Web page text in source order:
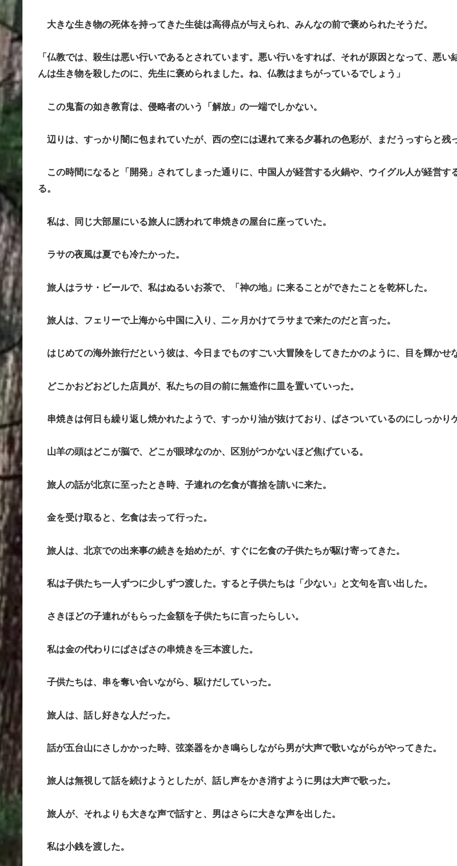
大きな生き物の死体を持ってきた生徒は高得点が与えられ、みんなの前で褒められたそうだ。
「仏教では、殺生は悪い行いであるとされています。悪い行いをすれば、それが原因となって、悪
んは生き物を殺したのに、先生に褒められました。ね、仏教はまちがっているでしょう」
この鬼畜の如き教育は、侵略者のいう「解放」の一端でしかない。
辺りは、すっかり闇に包まれていたが、西の空には遅れて来る夕暮れの色彩が、まだうっすらと残
この時間になると「開発」されてしまった通りに、中国人が経営する火鍋や、ウイグル人が経営す
る。
私は、同じ大部屋にいる旅人に誘われて串焼きの屋台に座っていた。
ラサの夜風は夏でも冷たかった。
旅人はラサ・ビールで、私はぬるいお茶で、「神の地」に来ることができたことを乾杯した。
旅人は、フェリーで上海から中国に入り、二ヶ月かけてラサまで来たのだと言った。
はじめての海外旅行だという彼は、今日までものすごい大冒険をしてきたかのように、目を輝かせ
どこかおどおどした店員が、私たちの目の前に無造作に皿を置いていった。
串焼きは何日も繰り返し焼かれたようで、すっかり油が抜けており、ぱさついているのにしっかり
山羊の頭はどこが脳で、どこが眼球なのか、区別がつかないほど焦げている。
旅人の話が北京に至ったとき時、子連れの乞食が喜捨を請いに来た。
金を受け取ると、乞食は去って行った。
旅人は、北京での出来事の続きを始めたが、すぐに乞食の子供たちが駆け寄ってきた。
私は子供たち一人ずつに少しずつ渡した。すると子供たちは「少ない」と文句を言い出した。
さきほどの子連れがもらった金額を子供たちに言ったらしい。
私は金の代わりにぱさぱさの串焼きを三本渡した。
子供たちは、串を奪い合いながら、駆けだしていった。
旅人は、話し好きな人だった。
話が五台山にさしかかった時、弦楽器をかき鳴らしながら男が大声で歌いながらがやってきた。
旅人は無視して話を続けようとしたが、話し声をかき消すように男は大声で歌った。
旅人が、それよりも大きな声で話すと、男はさらに大きな声を出した。
私は小銭を渡した。